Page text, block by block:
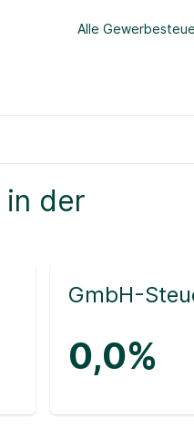
Alle
der
GmbH-
0,0%